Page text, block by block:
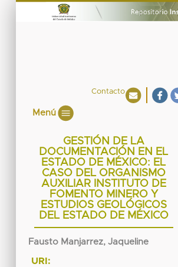
Contacto
Menú
GESTIÓN DE LA
DOCUMENTACIÓN EN EL
ESTADO DE MÉXICO: EL
CASO DEL ORGANISMO
AUXILIAR INSTITUTO DE
FOMENTO MINERO Y
ESTUDIOS GEOLÓGICOS
DEL ESTADO DE MÉXICO
Fausto Manjarrez, Jaqueline
URI: